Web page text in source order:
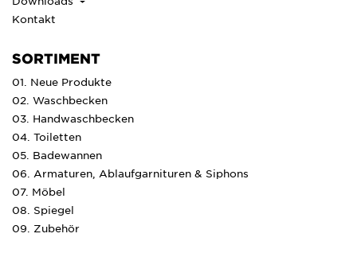
Kontakt
SORTIMENT
01. Neue Produkte
02. Waschbecken
03. Handwaschbecken
04. Toiletten
05. Badewannen
06. Armaturen, Ablaufgarnituren & Siphons
07. Möbel
08. Spiegel
09. Zubehör